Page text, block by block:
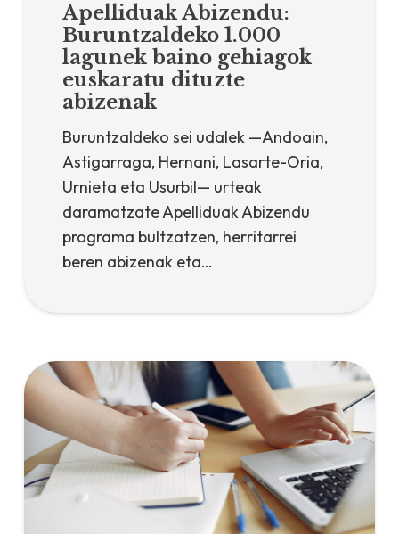
Apelliduak Abizendu:
Buruntzaldeko 1.000
lagunek baino gehiagok
euskaratu dituzte
abizenak
Buruntzaldeko sei udalek —Andoain,
Astigarraga, Hernani, Lasarte-Oria,
Urnieta eta Usurbil— urteak
daramatzate Apelliduak Abizendu
programa bultzatzen, herritarrei
beren abizenak eta…